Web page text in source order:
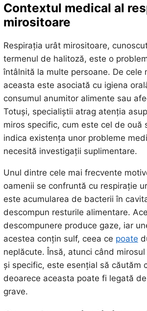
Contextul medical al
mirositoare
Respirația urât mirositoare,
termenul de halitoză, este o
întâlnită la multe persoane. De cele
aceasta este asociată cu igiena
consumul anumitor alimente sau
Totuși, specialiștii atrag atenția
miros specific, cum este cel de ouă
indica existența unor probleme
necesită investigații suplimentare.
Unul dintre cele mai frecvente
oamenii se confruntă cu respirație
este acumularea de bacterii în
descompun resturile alimentare.
descompunere produce gaze, iar
acestea conțin sulf, ceea ce poate
neplăcute. Însă, atunci când
și specific, este esențial să căutăm
deoarece aceasta poate fi legată
grave.